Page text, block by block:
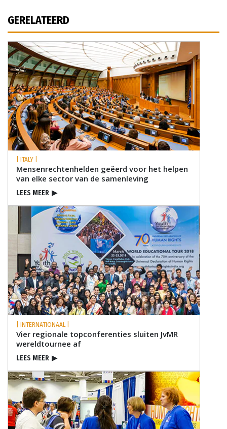
GERELATEERD
| ITALY |
Mensenrechtenhelden geëerd voor het helpen
van elke sector van de samenleving
LEES MEER ▶
| INTERNATIONAAL |
Vier regionale topconferenties sluiten JvMR
wereldtournee af
LEES MEER ▶